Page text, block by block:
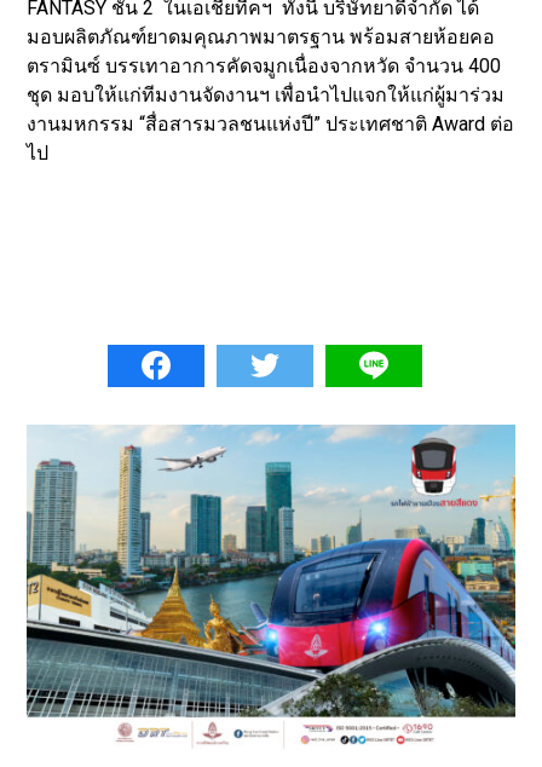
FANTASY ชั้น 2 ในเอเชียทีคฯ ทั้งนี้ บริษัทยาดีจำกัด ได้
มอบผลิตภัณฑ์ยาดมคุณภาพมาตรฐาน พร้อมสายห้อยคอ
ตรามินซ์ บรรเทาอาการคัดจมูกเนื่องจากหวัด จำนวน 400
ชุด มอบให้แก่ทีมงานจัดงานฯ เพื่อนำไปแจกให้แก่ผู้มาร่วม
งานมหกรรม “สื่อสารมวลชนแห่งปี” ประเทศชาติ Award ต่อ
ไป